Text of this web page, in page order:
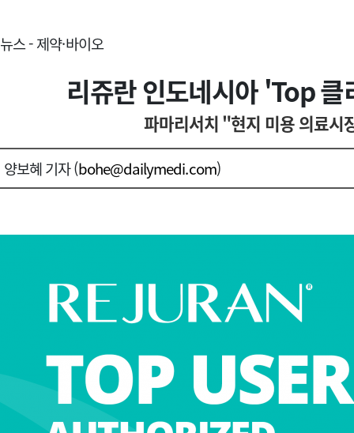
뉴스 - 제약·바이오
리쥬란 인도네시아 'Top
파마리서치 "현지 미용 의료시
양보혜 기자 (bohe@dailymedi.com)